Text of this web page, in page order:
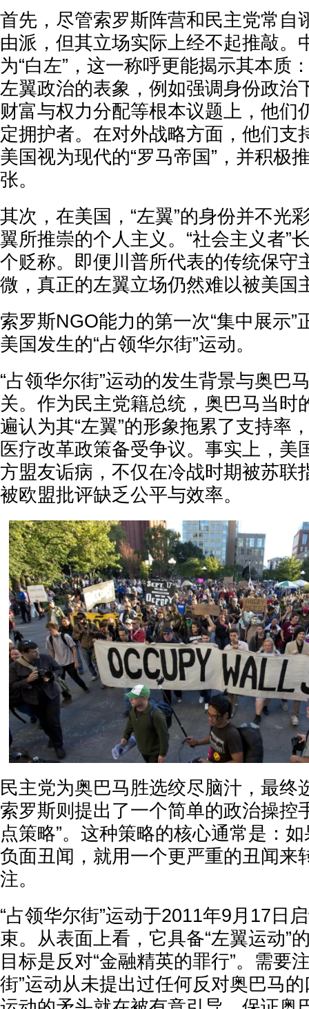
首先，尽管索罗斯阵营和民主党常自
由派，但其立场实际上经不起推敲。
为“白左”，这一称呼更能揭示其本质
左翼政治的表象，例如强调身份政治
财富与权力分配等根本议题上，他们
定拥护者。在对外战略方面，他们支
美国视为现代的“罗马帝国”，并积极
张。
其次，在美国，“左翼”的身份并不光
翼所推崇的个人主义。“社会主义者”
个贬称。即便川普所代表的传统保守
微，真正的左翼立场仍然难以被美国
索罗斯NGO能力的第一次“集中展示”
美国发生的“占领华尔街”运动。
“占领华尔街”运动的发生背景与奥巴
关。作为民主党籍总统，奥巴马当时
遍认为其“左翼”的形象拖累了支持率
医疗改革政策备受争议。事实上，美
方盟友诟病，不仅在冷战时期被苏联
被欧盟批评缺乏公平与效率。
民主党为奥巴马胜选绞尽脑汁，最终
索罗斯则提出了一个简单的政治操控
点策略”。这种策略的核心通常是：
负面丑闻，就用一个更严重的丑闻来
注。
“占领华尔街”运动于2011年9月17日
束。从表面上看，它具备“左翼运动”
目标是反对“金融精英的罪行”。需要
街”运动从未提出过任何反对奥巴马